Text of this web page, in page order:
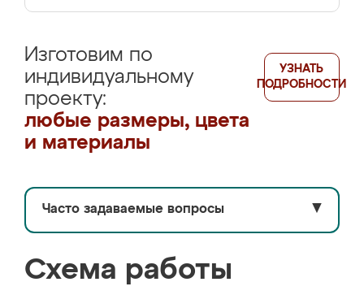
Изготовим по
индивидуальному
проекту:
любые размеры, цвета
и материалы
УЗНАТЬ
ПОДРОБНОСТИ
Часто задаваемые вопросы ▼
Схема работы